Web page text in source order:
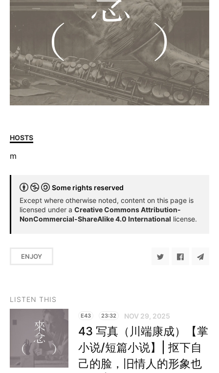
HOSTS
m
Some rights reserved
Except where otherwise noted, content on this page is
licensed under a Creative Commons Attribution-
NonCommercial-ShareAlike 4.0 International license.
ENJOY
LISTEN THIS
E43 23:32 NOV 29, 2025
43 写真（川端康成）【掌
小说/短篇小说】| 抠下自
己的脸，旧情人的形象也